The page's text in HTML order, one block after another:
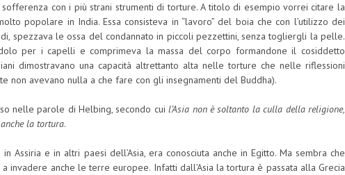
con i più strani strumenti di torture. A titolo di esempio vorrei citare la
popolare in India. Essa consisteva in “lavoro” del boia che con l’utilizzo dei
spezzava le ossa del condannato in piccoli pezzettini, senza togliergli la pelle.
per i capelli e comprimeva la massa del corpo formandone il cosiddetto
dimostravano una capacità altrettanto alta nelle torture che nelle riflessioni
non avevano nulla a che fare con gli insegnamenti del Buddha).
nelle parole di Helbing, secondo cuil’Asia non è soltanto la culla della religione,
la tortura.
Assiria e in altri paesi dell’Asia, era conosciuta anche in Egitto. Ma sembra che
invadere anche le terre europee. Infatti dall’Asia la tortura è passata alla Grecia